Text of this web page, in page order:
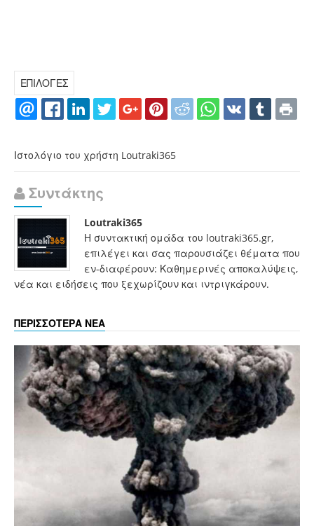
ΕΠΙΛΟΓΕΣ
Ιστολόγιο του χρήστη Loutraki365
Συντάκτης
Loutraki365
Η συντακτική ομάδα του loutraki365.gr,
επιλέγει και σας παρουσιάζει θέματα που
εν-διαφέρουν: Καθημερινές αποκαλύψεις,
νέα και ειδήσεις που ξεχωρίζουν και ιντριγκάρουν.
ΠΕΡΙΣΣΟΤΕΡΑ ΝΕΑ